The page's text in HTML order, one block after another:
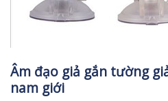
Âm đạo giả gắn tường
nam giới